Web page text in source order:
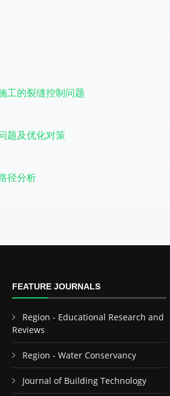
工的裂缝控制问题
题及优化对策
径分析
FEATURE JOURNALS
Region - Educational Research and
Reviews
Region - Water Conservancy
Journal of Building Technology